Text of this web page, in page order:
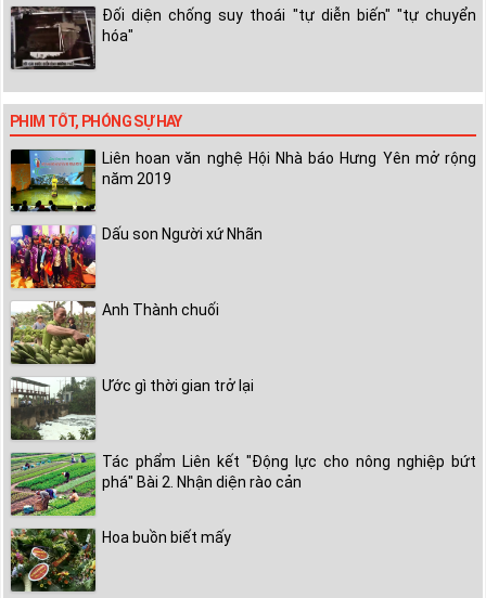
Đối diện chống suy thoái "tự diễn biến" "tự chuyển
hóa"
PHIM TỐT, PHÓNG SỰ HAY
Liên hoan văn nghệ Hội Nhà báo Hưng Yên mở rộng
năm 2019
Dấu son Người xứ Nhãn
Anh Thành chuối
Ước gì thời gian trở lại
Tác phẩm Liên kết "Động lực cho nông nghiệp bứt
phá" Bài 2. Nhận diện rào cản
Hoa buồn biết mấy